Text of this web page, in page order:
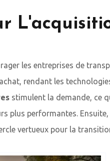
les entreprises de
rendant les
stimulent la demande, ce
plus performantes.
vertueux pour la